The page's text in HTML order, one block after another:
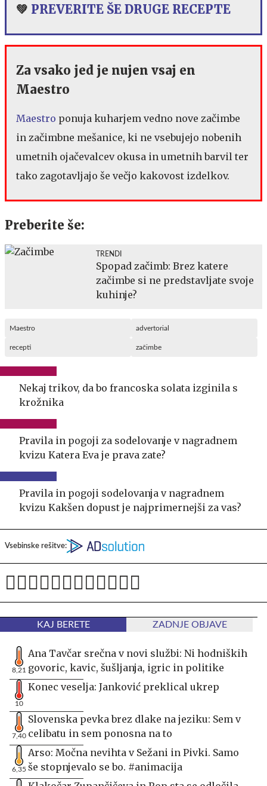
💚 PREVERITE ŠE DRUGE RECEPTE
Za vsako jed je nujen vsaj en
Maestro
Maestro ponuja kuharjem vedno nove začimbe
in začimbne mešanice, ki ne vsebujejo nobenih
umetnih ojačevalcev okusa in umetnih barvil ter
tako zagotavljajo še večjo kakovost izdelkov.
Preberite še:
TRENDI
Spopad začimb: Brez katere
začimbe si ne predstavljate svoje
kuhinje?
Maestro advertorial
recepti začimbe
Nekaj trikov, da bo francoska solata izginila s
krožnika
Pravila in pogoji za sodelovanje v nagradnem
kvizu Katera Eva je prava zate?
Pravila in pogoji sodelovanja v nagradnem
kvizu Kakšen dopust je najprimernejši za vas?
Vsebinske rešitve:
KAJ BERETE ZADNJE OBJAVE
8,21
Ana Tavčar srečna v novi službi: Ni hodniških
govoric, kavic, šušljanja, igric in politike
10
Konec veselja: Janković preklical ukrep
7,40
Slovenska pevka brez dlake na jeziku: Sem v
celibatu in sem ponosna na to
6,35
Arso: Močna nevihta v Sežani in Pivki. Samo
še stopnjevalo se bo. #animacija